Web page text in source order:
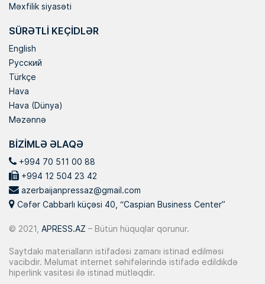
Məxfilik siyasəti
SÜRƏTLI KEÇIDLƏR
English
Русский
Türkçe
Hava
Hava (Dünya)
Məzənnə
BIZIMLƏ ƏLAQƏ
+994 70 511 00 88
+994 12 504 23 42
azerbaijanpressaz@gmail.com
Cəfər Cabbarlı küçəsi 40, “Caspian Business Center”
© 2021, APRESS.AZ – Bütün hüquqlar qorunur.
Saytdakı materialların istifadəsi zamanı istinad edilməsi
vacibdir. Məlumat internet səhifələrində istifadə edildikdə
hiperlink vasitəsi ilə istinad mütləqdir.